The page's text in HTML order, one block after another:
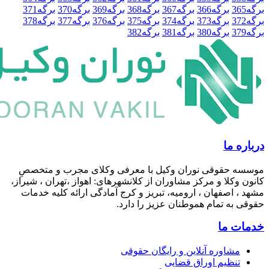
برگه366 برگه367 برگه368 برگه369 برگه370 برگه371
برگه373 برگه374 برگه375 برگه376 برگه377 برگه378
برگه380 برگه381 برگه382
ما
حقوقی نوران وکیل با معرفی وکلای مجرب و متخصصِ
و مرکز مشاوران از کلانشهرهای: اهواز ،تهران ، شیراز،
اصفهان ، ارومیه، تبریز و کرج آمادگی ارائه کلیه خدمات
تمام هموطنان عزیز را دارد.
ما
مشاوره آنلاین و رایگان حقوقی
تنظیم اوراق قضایی